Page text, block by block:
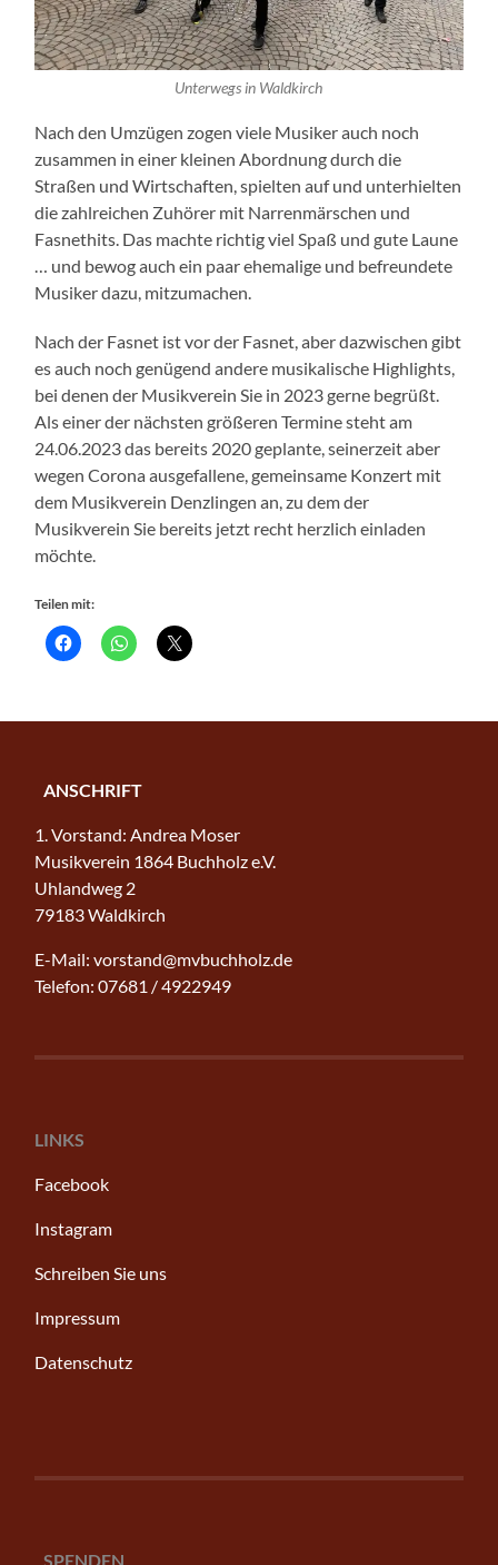
Unterwegs in Waldkirch
Nach den Umzügen zogen viele Musiker auch noch
zusammen in einer kleinen Abordnung durch die
Straßen und Wirtschaften, spielten auf und unterhielten
die zahlreichen Zuhörer mit Narrenmärschen und
Fasnethits. Das machte richtig viel Spaß und gute Laune
… und bewog auch ein paar ehemalige und befreundete
Musiker dazu, mitzumachen.
Nach der Fasnet ist vor der Fasnet, aber dazwischen gibt
es auch noch genügend andere musikalische Highlights,
bei denen der Musikverein Sie in 2023 gerne begrüßt.
Als einer der nächsten größeren Termine steht am
24.06.2023 das bereits 2020 geplante, seinerzeit aber
wegen Corona ausgefallene, gemeinsame Konzert mit
dem Musikverein Denzlingen an, zu dem der
Musikverein Sie bereits jetzt recht herzlich einladen
möchte.
Teilen mit:
ANSCHRIFT
1. Vorstand: Andrea Moser
Musikverein 1864 Buchholz e.V.
Uhlandweg 2
79183 Waldkirch
E-Mail: vorstand@mvbuchholz.de
Telefon: 07681 / 4922949
LINKS
Facebook
Instagram
Schreiben Sie uns
Impressum
Datenschutz
SPENDEN